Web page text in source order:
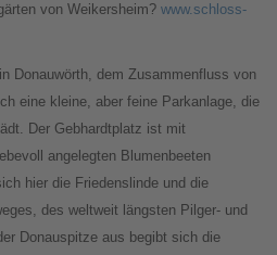
von Weikersheim? www.schloss-
Donauwörth, dem Zusammenfluss von
eine kleine, aber feine Parkanlage, die
Der Gebhardtplatz ist mit
angelegten Blumenbeeten
hier die Friedenslinde und die
des weltweit längsten Pilger- und
Donauspitze aus begibt sich die